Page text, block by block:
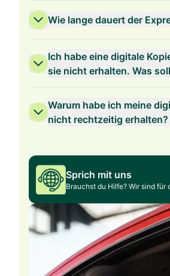
Wie lange dauert der
Ich habe eine digitale
sie nicht erhalten. Was
Warum habe ich meine
nicht rechtzeitig erhalten?
Sprich mit uns
Brauchst du Hilfe? Wir sind für